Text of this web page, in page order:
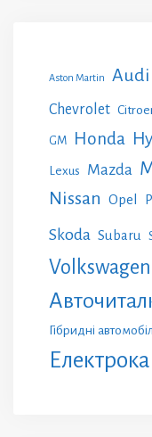
Aston Martin Audi
Chevrolet
GM Honda
Lexus Mazda
Nissan Opel
Skoda Subaru
Volkswagen
Гібридні